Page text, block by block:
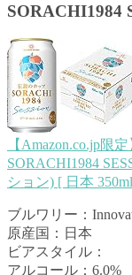
SORACHI1984
【Amazon.co.jp限
SORACHI1984
ション) [ 日本
ブルワリー：
原産国：日本
ビアスタイル：
アルコール：6.0%